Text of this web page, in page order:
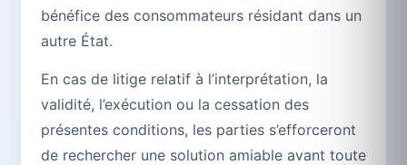
bénéfice des consommateurs résidant dans un
autre État.
En cas de litige relatif à l’interprétation, la
validité, l’exécution ou la cessation des
présentes conditions, les parties s’efforceront
de rechercher une solution amiable avant toute